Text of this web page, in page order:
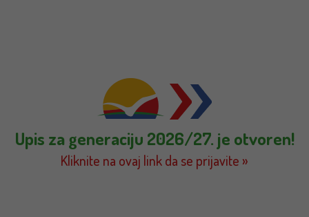
Upis za generaciju 2026/27. je otvoren!
Kliknite na ovaj link da se prijavite »